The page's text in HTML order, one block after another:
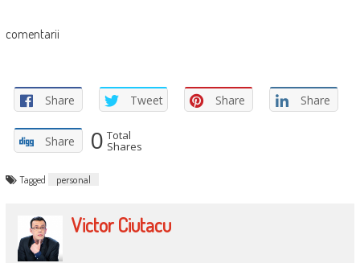
comentarii
Share Tweet Share Share
Share 0 Total
Shares
Tagged personal
Victor Ciutacu